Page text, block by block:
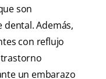
son
dental. Además,
con reflujo
un embarazo